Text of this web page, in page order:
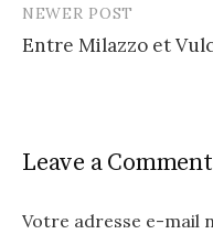
NEWER POST
Entre Milazzo et
Leave a Comment
Votre adresse e-mail